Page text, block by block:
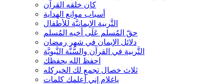
كان خلقه القرآن
أسباب موانع الهداية
التَّربية الإيمانيَّة للأطفال
حقّ المُسلم عَلَى أخيه المُسلم
دلائل الإيمان في شهر رمضان
التَّربية في القرآن والسُّنَّة النَّبويَّة
احفظ الله يحفظك
ثلاث خصال تجمع لك الخيركله
ياغلام إني أعلمك كلمات